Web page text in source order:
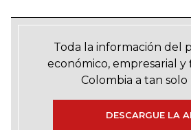
Toda la información del
económico, empresarial y
Colombia a tan
DESCARGUE LA